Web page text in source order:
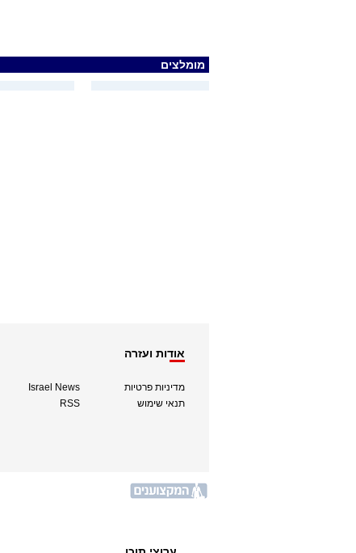
מומלצים
אודות ועזרה
מדיניות פרטיות
תנאי שימוש
Israel News
RSS